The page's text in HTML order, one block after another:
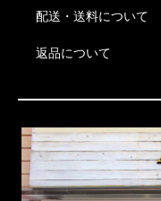
配送・送料について
返品について